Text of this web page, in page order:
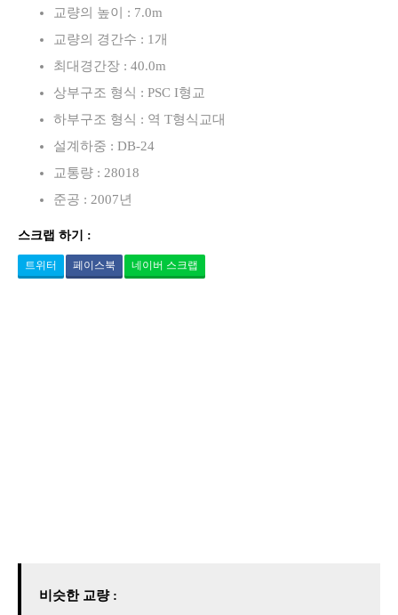
교량의 높이 : 7.0m
교량의 경간수 : 1개
최대경간장 : 40.0m
상부구조 형식 : PSC I형교
하부구조 형식 : 역 T형식교대
설계하중 : DB-24
교통량 : 28018
준공 : 2007년
스크랩 하기 :
트위터 페이스북 네이버 스크랩
비슷한 교량 :